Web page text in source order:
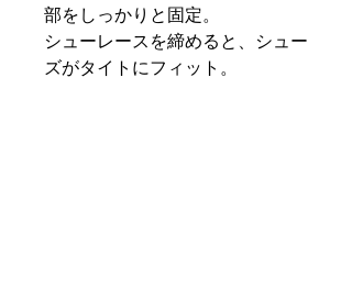
部をしっかりと固定。
シューレースを締めると、シュー
ズがタイトにフィット。